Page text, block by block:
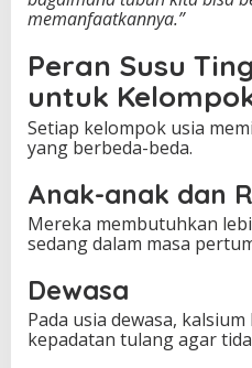
memanfaatkannya.”
Peran Susu
untuk
Setiap kelompok usia
yang berbeda-beda.
Anak-anak dan
Mereka membutuhkan
sedang dalam masa
Dewasa
Pada usia dewasa,
kepadatan tulang agar